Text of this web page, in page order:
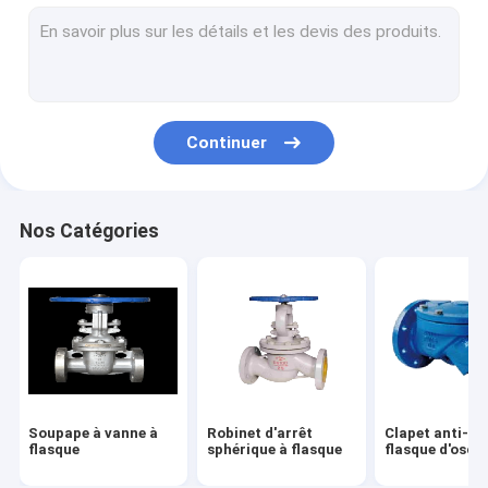
Vanne d'air à bride
Continuer
Nos Catégories
Soupape à vanne à
flasque
Robinet d'arrêt
sphérique à flasque
Clapet anti-
flasque